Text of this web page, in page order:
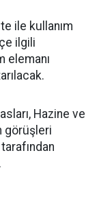
ile kullanım
ilgili
elemanı
Hazine ve
görüşleri